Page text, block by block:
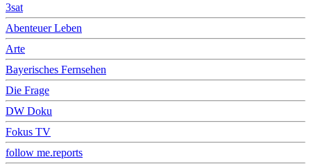
3sat
Abenteuer Leben
Arte
Bayerisches Fernsehen
Die Frage
DW Doku
Fokus TV
follow me.reports